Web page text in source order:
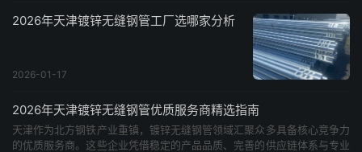
2026年天津镀锌无缝钢管工厂选哪家分析
2026-01-17
2026年天津镀锌无缝钢管优质服务商精选指南
天津作为北方钢铁产业重镇，镀锌无缝钢管领域汇聚众多具备核心竞争力
的优质服务商。这些企业凭借稳定的产品品质、完善的供应链体系与专业